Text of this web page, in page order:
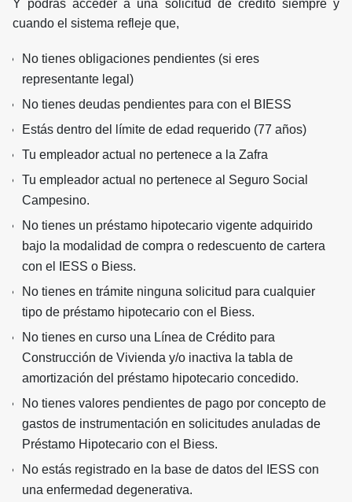
Y podrás acceder a una solicitud de crédito siempre y
cuando el sistema refleje que,
No tienes obligaciones pendientes (si eres
representante legal)
No tienes deudas pendientes para con el BIESS
Estás dentro del límite de edad requerido (77 años)
Tu empleador actual no pertenece a la Zafra
Tu empleador actual no pertenece al Seguro Social
Campesino.
No tienes un préstamo hipotecario vigente adquirido
bajo la modalidad de compra o redescuento de cartera
con el IESS o Biess.
No tienes en trámite ninguna solicitud para cualquier
tipo de préstamo hipotecario con el Biess.
No tienes en curso una Línea de Crédito para
Construcción de Vivienda y/o inactiva la tabla de
amortización del préstamo hipotecario concedido.
No tienes valores pendientes de pago por concepto de
gastos de instrumentación en solicitudes anuladas de
Préstamo Hipotecario con el Biess.
No estás registrado en la base de datos del IESS con
una enfermedad degenerativa.